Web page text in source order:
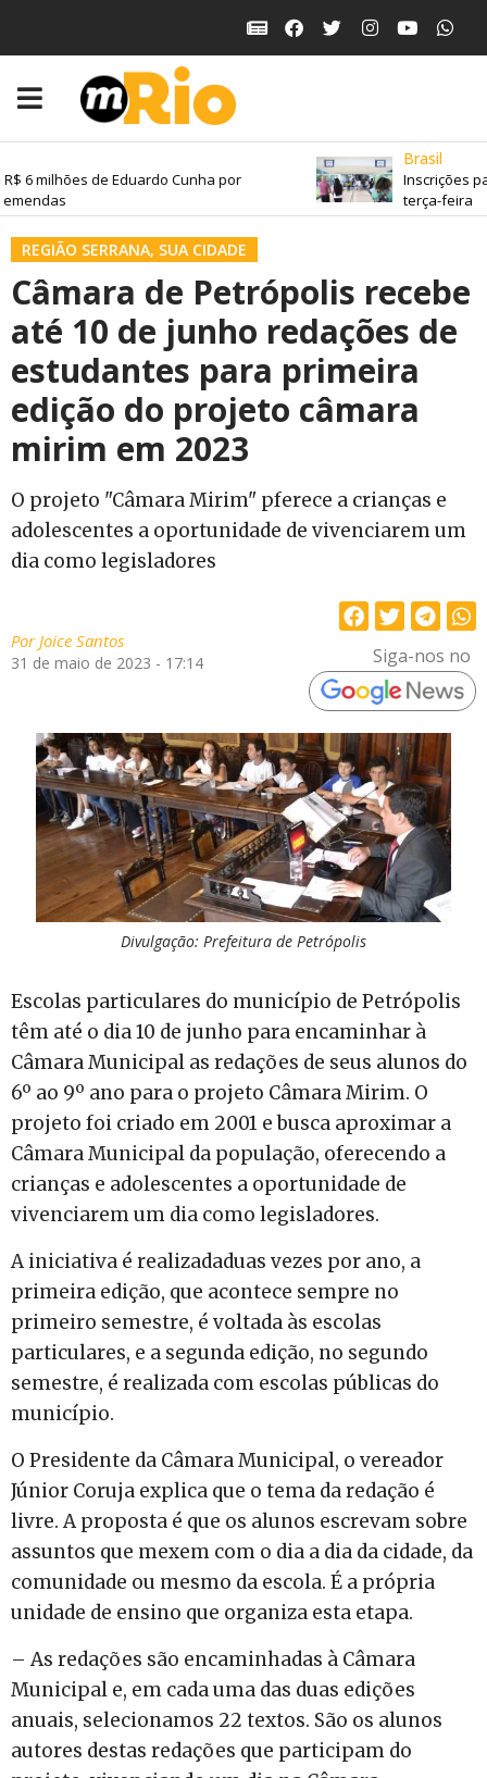
6 milhões de Eduardo Cunha por
Brasil
Inscrições
terça-feira
REGIÃO SERRANA, SUA CIDADE
Câmara de Petrópolis recebe
até 10 de junho redações de
estudantes para primeira
edição do projeto câmara
mirim em 2023
O projeto "Câmara Mirim" pferece a crianças e
adolescentes a oportunidade de vivenciarem um
dia como legisladores
PorJoice Santos
31 de maio de 2023 - 17:14 Siga-nos no
Divulgação: Prefeitura de Petrópolis
Escolas particulares do município de Petrópolis
têm até o dia 10 de junho para encaminhar à
Câmara Municipal as redações de seus alunos do
6º ao 9º ano para o projeto Câmara Mirim. O
projeto foi criado em 2001 e busca aproximar a
Câmara Municipal da população, oferecendo a
crianças e adolescentes a oportunidade de
vivenciarem um dia como legisladores.
A iniciativa é realizadaduas vezes por ano, a
primeira edição, que acontece sempre no
primeiro semestre, é voltada às escolas
particulares, e a segunda edição, no segundo
semestre, é realizada com escolas públicas do
município.
O Presidente da Câmara Municipal, o vereador
Júnior Coruja explica que o tema da redação é
livre. A proposta é que os alunos escrevam sobre
assuntos que mexem com o dia a dia da cidade, da
comunidade ou mesmo da escola. É a própria
unidade de ensino que organiza esta etapa.
– As redações são encaminhadas à Câmara
Municipal e, em cada uma das duas edições
anuais, selecionamos 22 textos. São os alunos
autores destas redações que participam do